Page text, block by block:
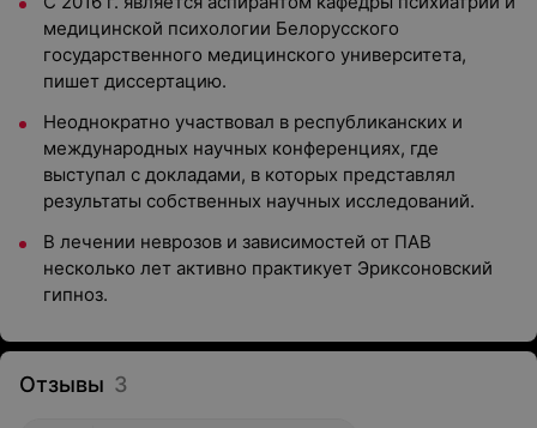
медицинской психологии Белорусского
государственного медицинского университета,
пишет диссертацию.
Неоднократно участвовал в республиканских и
международных научных конференциях, где
выступал с докладами, в которых представлял
результаты собственных научных исследований.
В лечении неврозов и зависимостей от ПАВ
несколько лет активно практикует Эриксоновский
гипноз.
Отзывы 3